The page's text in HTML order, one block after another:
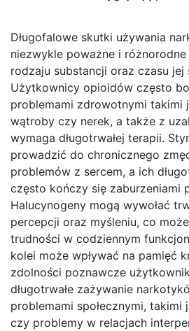
Długofalowe skutki używania
niezwykle poważne i
rodzaju substancji oraz czasu jej
Użytkownicy opioidów często
problemami zdrowotnymi takimi
wątroby czy nerek, a także z
wymaga długotrwałej terapii.
prowadzić do chronicznego
problemów z sercem, a ich
często kończy się zaburzeniami
Halucynogeny mogą wywołać
percepcji oraz myśleniu, co
trudności w codziennym
kolei może wpływać na pamięć
zdolności poznawcze
długotrwałe zażywanie
problemami społecznymi, takimi
czy problemy w relacjach